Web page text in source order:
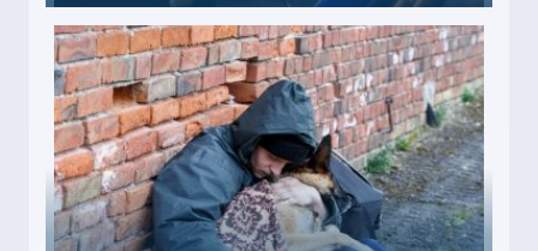
Mutter freigesprochen!